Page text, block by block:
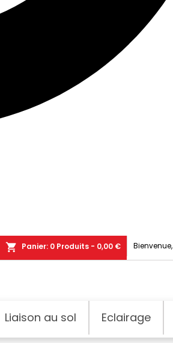
Bienvenue,
shopping_cart Panier: 0 Produits - 0,00 €
Liaison au sol Eclairage